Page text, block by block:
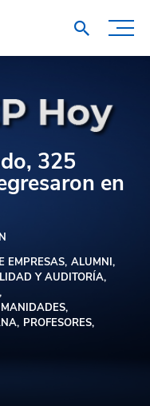
325
en
EMPRESAS ALUMNI
Y AUDITORÍA
PROFESORES